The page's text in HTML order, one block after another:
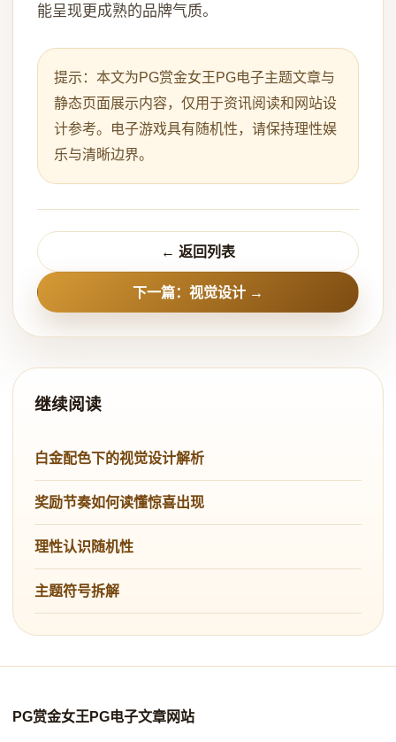
能呈现更成熟的品牌气质。
提示：本文为PG赏金女王PG电子主题文章与
静态页面展示内容，仅用于资讯阅读和网站设
计参考。电子游戏具有随机性，请保持理性娱
乐与清晰边界。
← 返回列表
下一篇：视觉设计 →
继续阅读
白金配色下的视觉设计解析
奖励节奏如何读懂惊喜出现
理性认识随机性
主题符号拆解
PG赏金女王PG电子文章网站